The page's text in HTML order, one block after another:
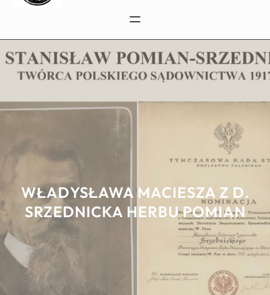
WŁADYSŁAWA MACIESZA Z D.
SRZEDNICKA HERBU POMIAN